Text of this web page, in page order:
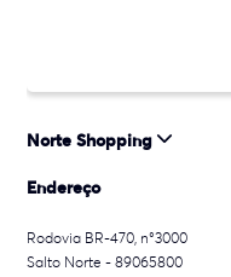
Norte Shopping
Endereço
Rodovia BR-470, n°3000
Salto Norte - 89065800